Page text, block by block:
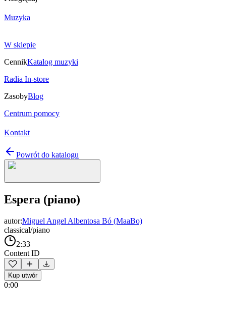
Muzyka
W sklepie
CennikKatalog muzyki
Radia In-store
ZasobyBlog
Centrum pomocy
Kontakt
Powrót do katalogu
Espera (piano)
autor:Miguel Angel Albentosa Bó (MaaBo)
classical/piano
2:33
Content ID
Kup utwór
0:00